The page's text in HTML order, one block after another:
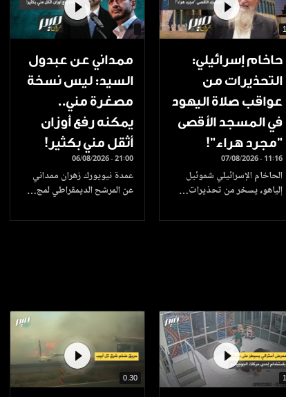
1
حاخام إسرائيلي:
التحذيرات من
عواقب صلاة اليهود
في المسجد الأقصى
"مجرد هراء"!
07/08/2026 - 11:16
الحاخام الإسرائيلي شموئيل
إلياهو، يسخر من تحذيرات…
ممداني عن عبدول
السيد: ليس نسخة
مصغرة مني..
يمكنه رفع أوزان
أثقل مني بكثير!
06/08/2026 - 21:00
عمدة نيويورك زهران ممداني
عن المرشح الديمقراطي لمج…
1
0.30